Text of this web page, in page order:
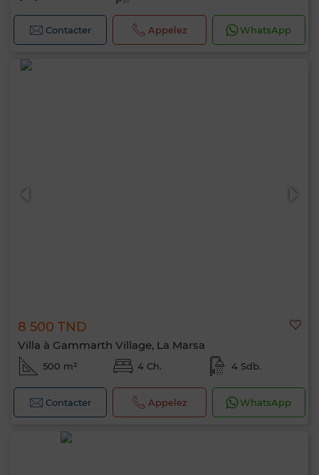
Contacter Appelez WhatsApp
8 500 TND
Villa à Gammarth Village, La Marsa
500 m² 4 Ch. 4 Sdb.
Contacter Appelez WhatsApp